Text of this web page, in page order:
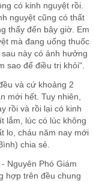
có kinh nguyệt rồi.
nguyệt cũng có thất
thấy đến bây giờ. Em
mà đang uống thuốc
này có ảnh hưởng
sao để điều trị khỏi".
và cứ khoảng 2
mới hết. Tuy nhiên,
rồi và rồi lại có kinh
lắm, lúc có lúc không
lo, cháu năm nay mới
chia sẻ.
Nguyên Phó Giám
hợp trên đều chung